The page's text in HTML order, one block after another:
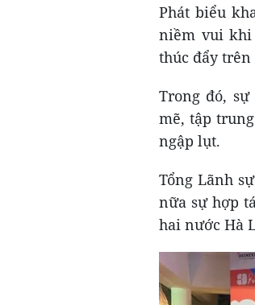
Phát biểu
niềm vui khi
thúc đẩy
Trong đó,
mẽ, tập
ngập lụt.
Tổng Lãnh
nữa sự hợp
hai nước Hà